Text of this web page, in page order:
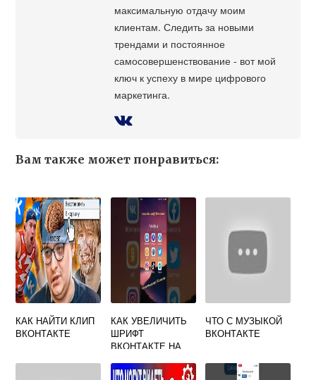
максимальную отдачу моим
клиентам. Следить за новыми
трендами и постоянное
самосовершенствование - вот мой
ключ к успеху в мире цифрового
маркетинга.
Вам также может понравиться:
КАК НАЙТИ КЛИП
ВКОНТАКТЕ
КАК УВЕЛИЧИТЬ
ШРИФТ
ВКОНТАКТЕ НА
АНДРОИД
ЧТО С МУЗЫКОЙ
ВКОНТАКТЕ